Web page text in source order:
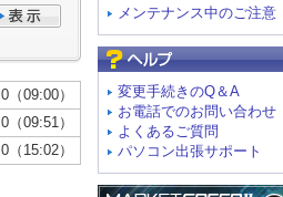
メンテナンス中のご注意
変更手続きのQ＆A
お電話でのお問い合わせ
よくあるご質問
パソコン出張サポート